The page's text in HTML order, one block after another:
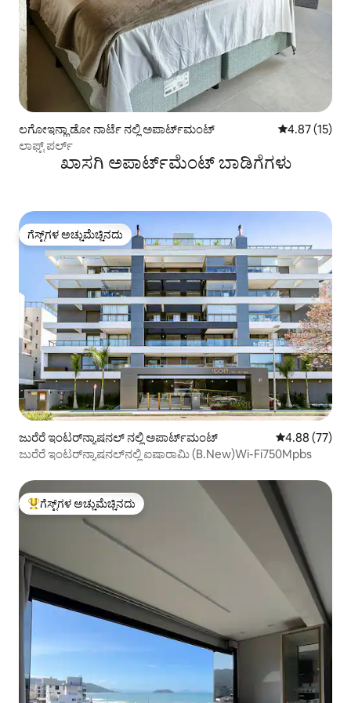
ಲಗೋಇನ್ಹಾ ಡೋ ನಾರ್ಟೆ ನಲ್ಲಿ ಅಪಾರ್ಟ್‌ಮಂಟ್ 5 ರಲ್ಲಿ 4.87
4.87 (15)
ಲಾಫ್ಟ್ ಪರ್ಲ್
ಖಾಸಗಿ ಅಪಾರ್ಟ್‌ಮೆಂಟ್ ಬಾಡಿಗೆಗಳು
ಗೆಸ್ಟ್‌ಗಳ ಅಚ್ಚುಮೆಚ್ಚಿನದು
ಗೆಸ್ಟ್‌ಗಳ ಅಚ್ಚುಮೆಚ್ಚಿನದು
ಜುರೆರೆ ಇಂಟರ್‌ನ್ಯಾಷನಲ್ ನಲ್ಲಿ ಅಪಾರ್ಟ್‌ಮಂಟ್ 5 ರಲ್ಲಿ 4.88
4.88 (77)
ಜುರೆರೆ ಇಂಟರ್‌ನ್ಯಾಷನಲ್‌ನಲ್ಲಿ ಐಷಾರಾಮಿ (B.New)Wi-Fi750Mpbs
ಗೆಸ್ಟ್‌ಗಳಿಗೆ ಅತಿ ಹೆಚ್ಚು ಅಚ್ಚುಮೆಚ್ಚಿನದು
ಗೆಸ್ಟ್‌ಗಳ ಅಚ್ಚುಮೆಚ್ಚಿನದು